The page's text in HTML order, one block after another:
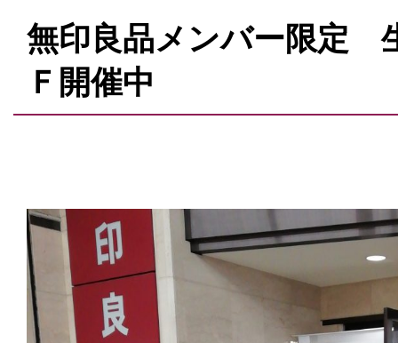
無印良品メンバー限定
Ｆ開催中